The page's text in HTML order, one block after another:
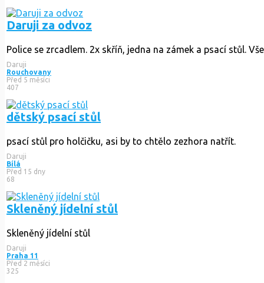
Daruji za odvoz
Police se zrcadlem. 2x skříň, jedna na zámek a psací stůl.
Daruji
Rouchovany
Před 5 měsíci
407
dětský psací stůl
psací stůl pro holčičku, asi by to chtělo zezhora natřít.
Daruji
Bílá
Před 15 dny
68
Skleněný jídelní stůl
Skleněný jídelní stůl
Daruji
Praha 11
Před 2 měsíci
325